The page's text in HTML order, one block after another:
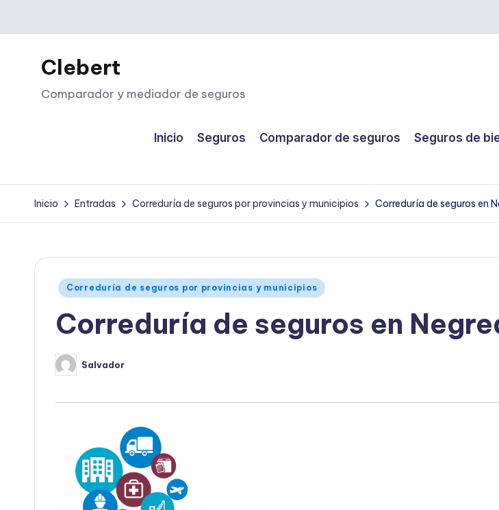
Saltar
contenidoClebert
Comparador y mediador de seguros
Inicio Seguros Comparador de seguros Seguros de
Inicio Entradas Correduría de seguros por provincias y municipios Correduría de seguros en
Publicado
Correduría de seguros por provincias y municipios
Correduría de seguros en
Publicado
por
Salvador